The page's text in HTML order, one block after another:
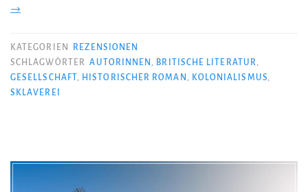
„Zadie
–
Betrug“
→
KATEGORIEN
REZENSIONEN
SCHLAGWÖRTER
AUTORINNEN , BRITISCHE LITERATUR ,
GESELLSCHAFT, HISTORISCHER ROMAN , KOLONIALISMUS,
SKLAVEREI